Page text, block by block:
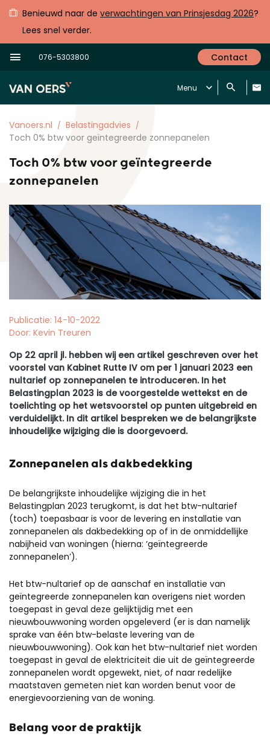
Benieuwd naar de verwachtingen van Prinsjesdag 2026?
Lees snel verder.
076-5303800 Contact
Menu
Vanoers.nl
Belastingadvies
Toch 0% btw voor geïntegreerde zonnepanelen
Toch 0% btw voor geïntegreerde
zonnepanelen
Publicatie: 14-10-2022
Door: Kevin Treuren
Op 22 april jl. hebben wij een artikel geschreven over het
voorstel van Kabinet Rutte IV om per 1 januari 2023 een
nultarief op zonnepanelen te introduceren. In het
Belastingplan 2023 is de voorgestelde wettekst en de
toelichting op het wetsvoorstel op punten uitgebreid en
verduidelijkt. In dit artikel bespreken we de belangrijkste
inhoudelijke wijziging die is doorgevoerd.
Zonnepanelen als dakbedekking
De belangrijkste inhoudelijke wijziging die in het
Belastingplan 2023 terugkomt, is dat het btw-nultarief
(toch) toepasbaar is voor de levering en installatie van
zonnepanelen als dakbedekking op of in de onmiddellijke
nabijheid van woningen (hierna: ‘geïntegreerde
zonnepanelen’).
Het btw-nultarief op de aanschaf en installatie van
geïntegreerde zonnepanelen kan overigens niet worden
toegepast in geval deze gelijktijdig met een
nieuwbouwwoning worden opgeleverd (er is dan namelijk
sprake van één btw-belaste levering van de
nieuwbouwwoning). Ook kan het btw-nultarief niet worden
toegepast in geval de elektriciteit die uit de geïntegreerde
zonnepanelen wordt opgewekt, niet, of naar redelijke
maatstaven gemeten niet kan worden benut voor de
energievoorziening van de woning.
Belang voor de praktijk